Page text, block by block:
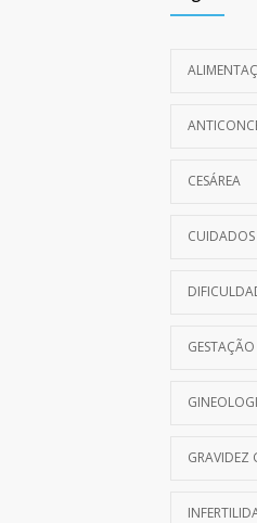
CESÁREA
CUIDADOS
GESTAÇÃO
GRAVIDEZ